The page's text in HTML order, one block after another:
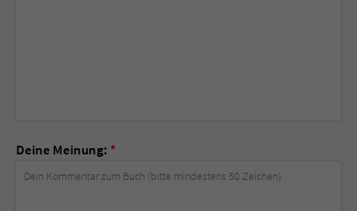
Deine Meinung: *